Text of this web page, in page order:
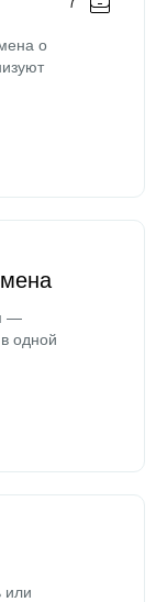
о
—
одной
или